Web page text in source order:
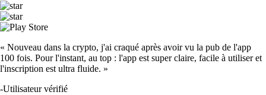
« Nouveau dans la crypto, j'ai craqué après avoir vu la pub de l'app
100 fois. Pour l'instant, au top : l'app est super claire, facile à utiliser et
l'inscription est ultra fluide. »
-Utilisateur vérifié